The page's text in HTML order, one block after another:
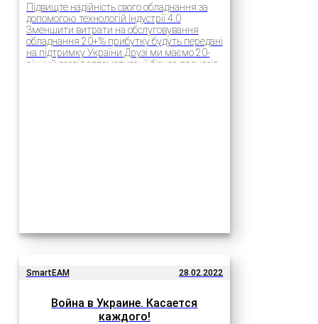
Підвищте надійність свого обладнання за
допомогою технологій Індустрії 4.0
Зменшити витрати на обслуговування
обладнання 20+% прибутку будуть передані
на підтримку України Друзі ми маємо 20-
річний досвід автоматизації бізнес-процесів
SmartEAM 28.02.2022
Война в Украине. Касается
каждого!